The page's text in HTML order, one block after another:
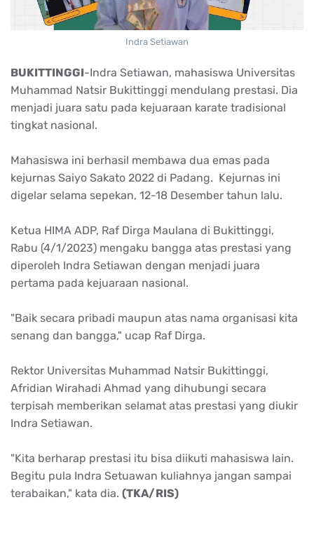
Indra Setiawan
BUKITTINGGI-Indra Setiawan, mahasiswa Universitas
Muhammad Natsir Bukittinggi mendulang prestasi. Dia
menjadi juara satu pada kejuaraan karate tradisional
tingkat nasional.
Mahasiswa ini berhasil membawa dua emas pada
kejurnas Saiyo Sakato 2022 di Padang. Kejurnas ini
digelar selama sepekan, 12-18 Desember tahun lalu.
Ketua HIMA ADP, Raf Dirga Maulana di Bukittinggi,
Rabu (4/1/2023) mengaku bangga atas prestasi yang
diperoleh Indra Setiawan dengan menjadi juara
pertama pada kejuaraan nasional.
"Baik secara pribadi maupun atas nama organisasi kita
senang dan bangga," ucap Raf Dirga.
Rektor Universitas Muhammad Natsir Bukittinggi,
Afridian Wirahadi Ahmad yang dihubungi secara
terpisah memberikan selamat atas prestasi yang diukir
Indra Setiawan.
"Kita berharap prestasi itu bisa diikuti mahasiswa lain.
Begitu pula Indra Setuawan kuliahnya jangan sampai
terabaikan," kata dia. (TKA/RIS)